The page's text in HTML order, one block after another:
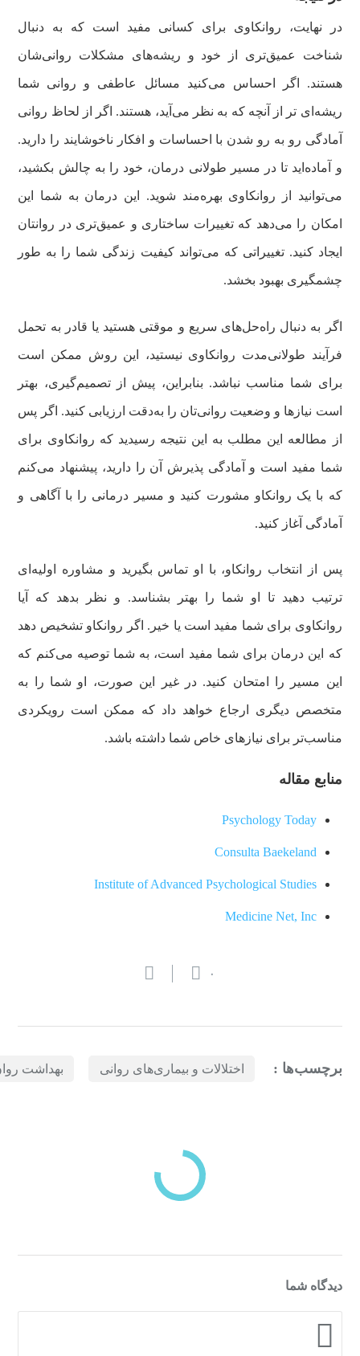
در نهایت، روانکاوی برای کسانی مفید است که به دنبال
شناخت عمیق‌تری از خود و ریشه‌های مشکلات روانی‌شان
هستند. اگر احساس می‌کنید مسائل عاطفی و روانی شما
ریشه‌ای تر از آنچه که به نظر می‌آید، هستند. اگر از لحاظ روانی
آمادگی رو به‌ رو شدن با احساسات و افکار ناخوشایند را دارید.
و آماده‌اید تا در مسیر طولانی درمان، خود را به چالش بکشید،
می‌توانید از روانکاوی بهره‌مند شوید. این درمان به شما این
امکان را می‌دهد که تغییرات ساختاری و عمیق‌تری در روانتان
ایجاد کنید. تغییراتی که می‌تواند کیفیت زندگی شما را به طور
چشمگیری بهبود بخشد.
اگر به دنبال راه‌حل‌های سریع و موقتی هستید یا قادر به تحمل
فرآیند طولانی‌مدت روانکاوی نیستید، این روش ممکن است
برای شما مناسب نباشد. بنابراین، پیش از تصمیم‌گیری، بهتر
است نیازها و وضعیت روانی‌تان را به‌دقت ارزیابی کنید. اگر پس
از مطالعه این مطلب به این نتیجه رسیدید که روانکاوی برای
شما مفید است و آمادگی پذیرش آن را دارید، پیشنهاد می‌کنم
که با یک روانکاو مشورت کنید و مسیر درمانی را با آگاهی و
آمادگی آغاز کنید.
پس از انتخاب روانکاو، با او تماس بگیرید و مشاوره اولیه‌ای
ترتیب دهید تا او شما را بهتر بشناسد. و نظر بدهد که آیا
روانکاوی برای شما مفید است یا خیر. اگر روانکاو تشخیص دهد
که این درمان برای شما مفید است، به شما توصیه می‌کنم که
این مسیر را امتحان کنید. در غیر این صورت، او شما را به
متخصص دیگری ارجاع خواهد داد که ممکن است رویکردی
مناسب‌تر برای نیازهای خاص شما داشته باشد.
منابع مقاله
Psychology Today
Consulta Baekeland
Institute of Advanced Psychological Studies
Medicine Net, Inc
۰
برچسب‌ها : اختلالات و بیماری‌های روانی بهداشت
دسته‌بندی‌های منتخب برای شما
دیدگاه شما